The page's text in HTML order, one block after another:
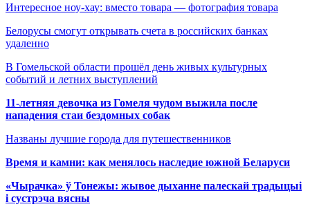
Интересное ноу-хау: вместо товара — фотография товара
Белорусы смогут открывать счета в российских банках
удаленно
В Гомельской области прошёл день живых культурных
событий и летних выступлений
11-летняя девочка из Гомеля чудом выжила после
нападения стаи бездомных собак
Названы лучшие города для путешественников
Время и камни: как менялось наследие южной Беларуси
«Чырачка» ў Тонежы: жывое дыханне палескай традыцыі
і сустрэча вясны